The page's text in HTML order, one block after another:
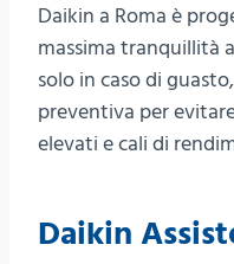
Daikin a Roma è
massima tranquillità
solo in caso di
preventiva per
elevati e cali di
Daikin